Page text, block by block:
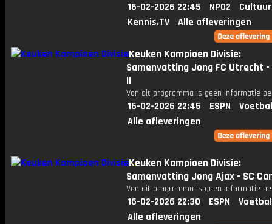
16-02-2026 22:45 NPO2
Kennis.TV
Alle afleveringen
Keuken Kampioen Divisie:
Samenvatting Jong FC Utrecht -
II
Van dit programma is geen informatie
16-02-2026 22:45 ESPN
Alle afleveringen
Keuken Kampioen Divisie:
Samenvatting Jong Ajax - SC
Van dit programma is geen informatie
16-02-2026 22:30 ESPN
Alle afleveringen